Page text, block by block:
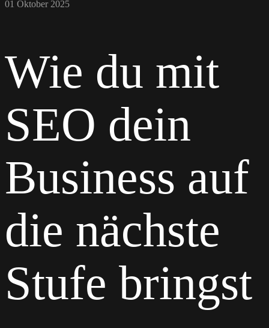
01 Oktober 2025
Wie du mit
SEO dein
Business auf
die nächste
Stufe bringst